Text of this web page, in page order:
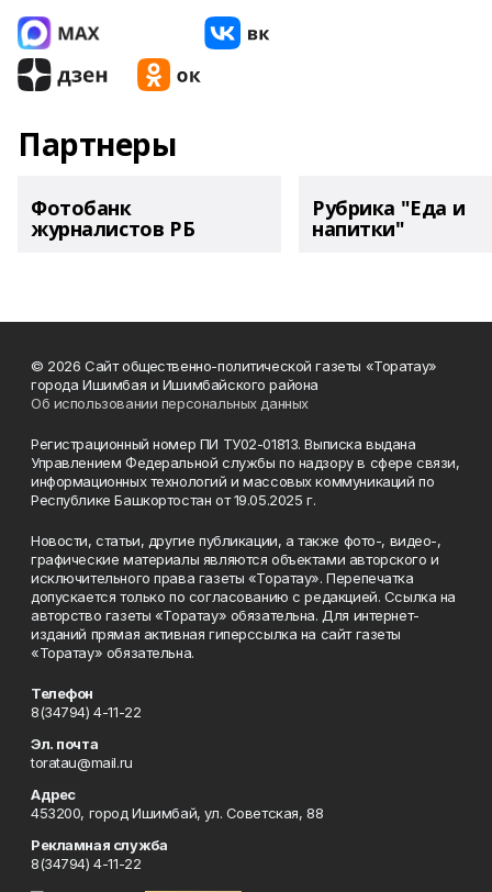
Партнеры
Фотобанк
журналистов РБ
Рубрика "Еда и
напитки"
© 2026 Сайт общественно-политической газеты «Торатау»
города Ишимбая и Ишимбайского района
Об использовании персональных данных
Регистрационный номер ПИ ТУ02-01813. Выписка выдана
Управлением Федеральной службы по надзору в сфере связи,
информационных технологий и массовых коммуникаций по
Республике Башкортостан от 19.05.2025 г.
Новости, статьи, другие публикации, а также фото-, видео-,
графические материалы являются объектами авторского и
исключительного права газеты «Торатау». Перепечатка
допускается только по согласованию с редакцией. Ссылка на
авторство газеты «Торатау» обязательна. Для интернет-
изданий прямая активная гиперссылка на сайт газеты
«Торатау» обязательна.
Телефон
8(34794) 4-11-22
Эл. почта
toratau@mail.ru
Адрес
453200, город Ишимбай, ул. Советская, 88
Рекламная служба
8(34794) 4-11-22